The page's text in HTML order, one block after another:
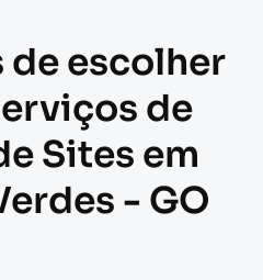
de escolher
de
Sites em
- GO